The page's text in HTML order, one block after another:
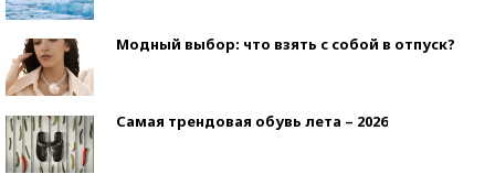
Модный выбор: что взять с собой в отпуск?
Самая трендовая обувь лета – 2026